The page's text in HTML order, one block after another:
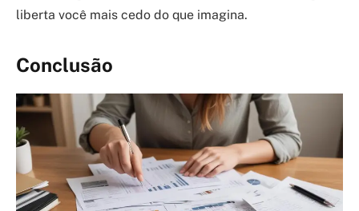
liberta você mais cedo do que imagina.
Conclusão